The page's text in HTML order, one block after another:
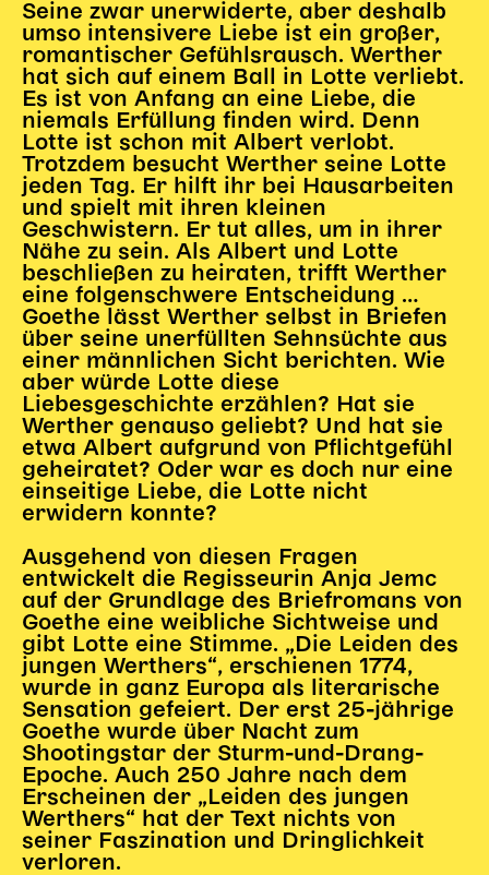
HAUS
Über Uns
Unser Blog
Team
Künstler*innen 2025/26
Bühnen + Studios
Leitlinien
Kulturpatenschaft
Partner*innen
20 Jahre Dschungel Wien
SERVICE
Karten + Preise
Anfahrt
Vermietung
Café
Newsletter
SPENDEN + FÖRDERN
Translate to English
SUCHESuchbegriffe
Suchen
Seine zwar unerwiderte, aber deshalb
umso intensivere Liebe ist ein großer,
romantischer Gefühlsrausch. Werther
hat sich auf einem Ball in Lotte verliebt.
Es ist von Anfang an eine Liebe, die
niemals Erfüllung finden wird. Denn
Lotte ist schon mit Albert verlobt.
Trotzdem besucht Werther seine Lotte
jeden Tag. Er hilft ihr bei Hausarbeiten
und spielt mit ihren kleinen
Geschwistern. Er tut alles, um in ihrer
Nähe zu sein. Als Albert und Lotte
beschließen zu heiraten, trifft Werther
eine folgenschwere Entscheidung …
Goethe lässt Werther selbst in Briefen
über seine unerfüllten Sehnsüchte aus
einer männlichen Sicht berichten. Wie
aber würde Lotte diese
Liebesgeschichte erzählen? Hat sie
Werther genauso geliebt? Und hat sie
etwa Albert aufgrund von Pflichtgefühl
geheiratet? Oder war es doch nur eine
einseitige Liebe, die Lotte nicht
erwidern konnte?
Ausgehend von diesen Fragen
entwickelt die Regisseurin Anja Jemc
auf der Grundlage des Briefromans von
Goethe eine weibliche Sichtweise und
gibt Lotte eine Stimme. „Die Leiden des
jungen Werthers“, erschienen 1774,
wurde in ganz Europa als literarische
Sensation gefeiert. Der erst 25-jährige
Goethe wurde über Nacht zum
Shootingstar der Sturm-und-Drang-
Epoche. Auch 250 Jahre nach dem
Erscheinen der „Leiden des jungen
Werthers“ hat der Text nichts von
seiner Faszination und Dringlichkeit
verloren.